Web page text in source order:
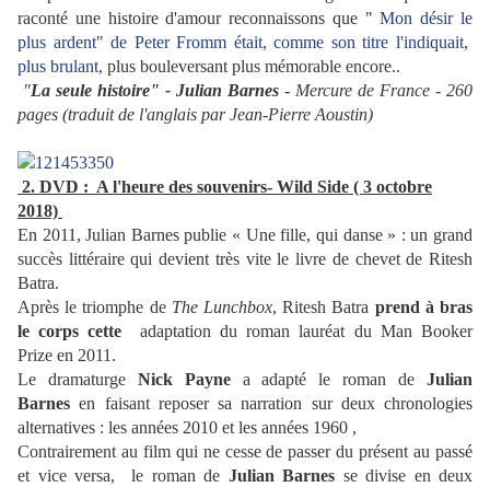
raconté une histoire d'amour reconnaissons que "Mon désir le
plus ardent" de Peter Fromm était, comme son titre l'indiquait,
plus brulant, plus bouleversant plus mémorable encore..
"La seule histoire" - Julian Barnes - Mercure de France - 260
pages (traduit de l'anglais par Jean-Pierre Aoustin)
2. DVD : A l'heure des souvenirs- Wild Side ( 3 octobre
2018)
En 2011, Julian Barnes publie « Une fille, qui danse » : un grand
succès littéraire qui devient très vite le livre de chevet de Ritesh
Batra.
Après le triomphe de The Lunchbox, Ritesh Batra prend à bras
le corps cette
adaptation du roman lauréat du Man Booker
Prize en 2011.
Le dramaturge Nick Paynea adapté le roman deJulian
Barnes en faisant reposer sa narration sur deux chronologies
alternatives : les années 2010 et les années 1960 ,
Contrairement au film qui ne cesse de passer du présent au passé
et vice versa, le roman de Julian Barnes se divise en deux